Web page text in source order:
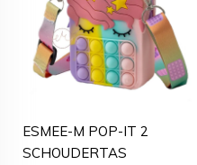
ESMEE-M POP-IT 2
SCHOUDERTAS